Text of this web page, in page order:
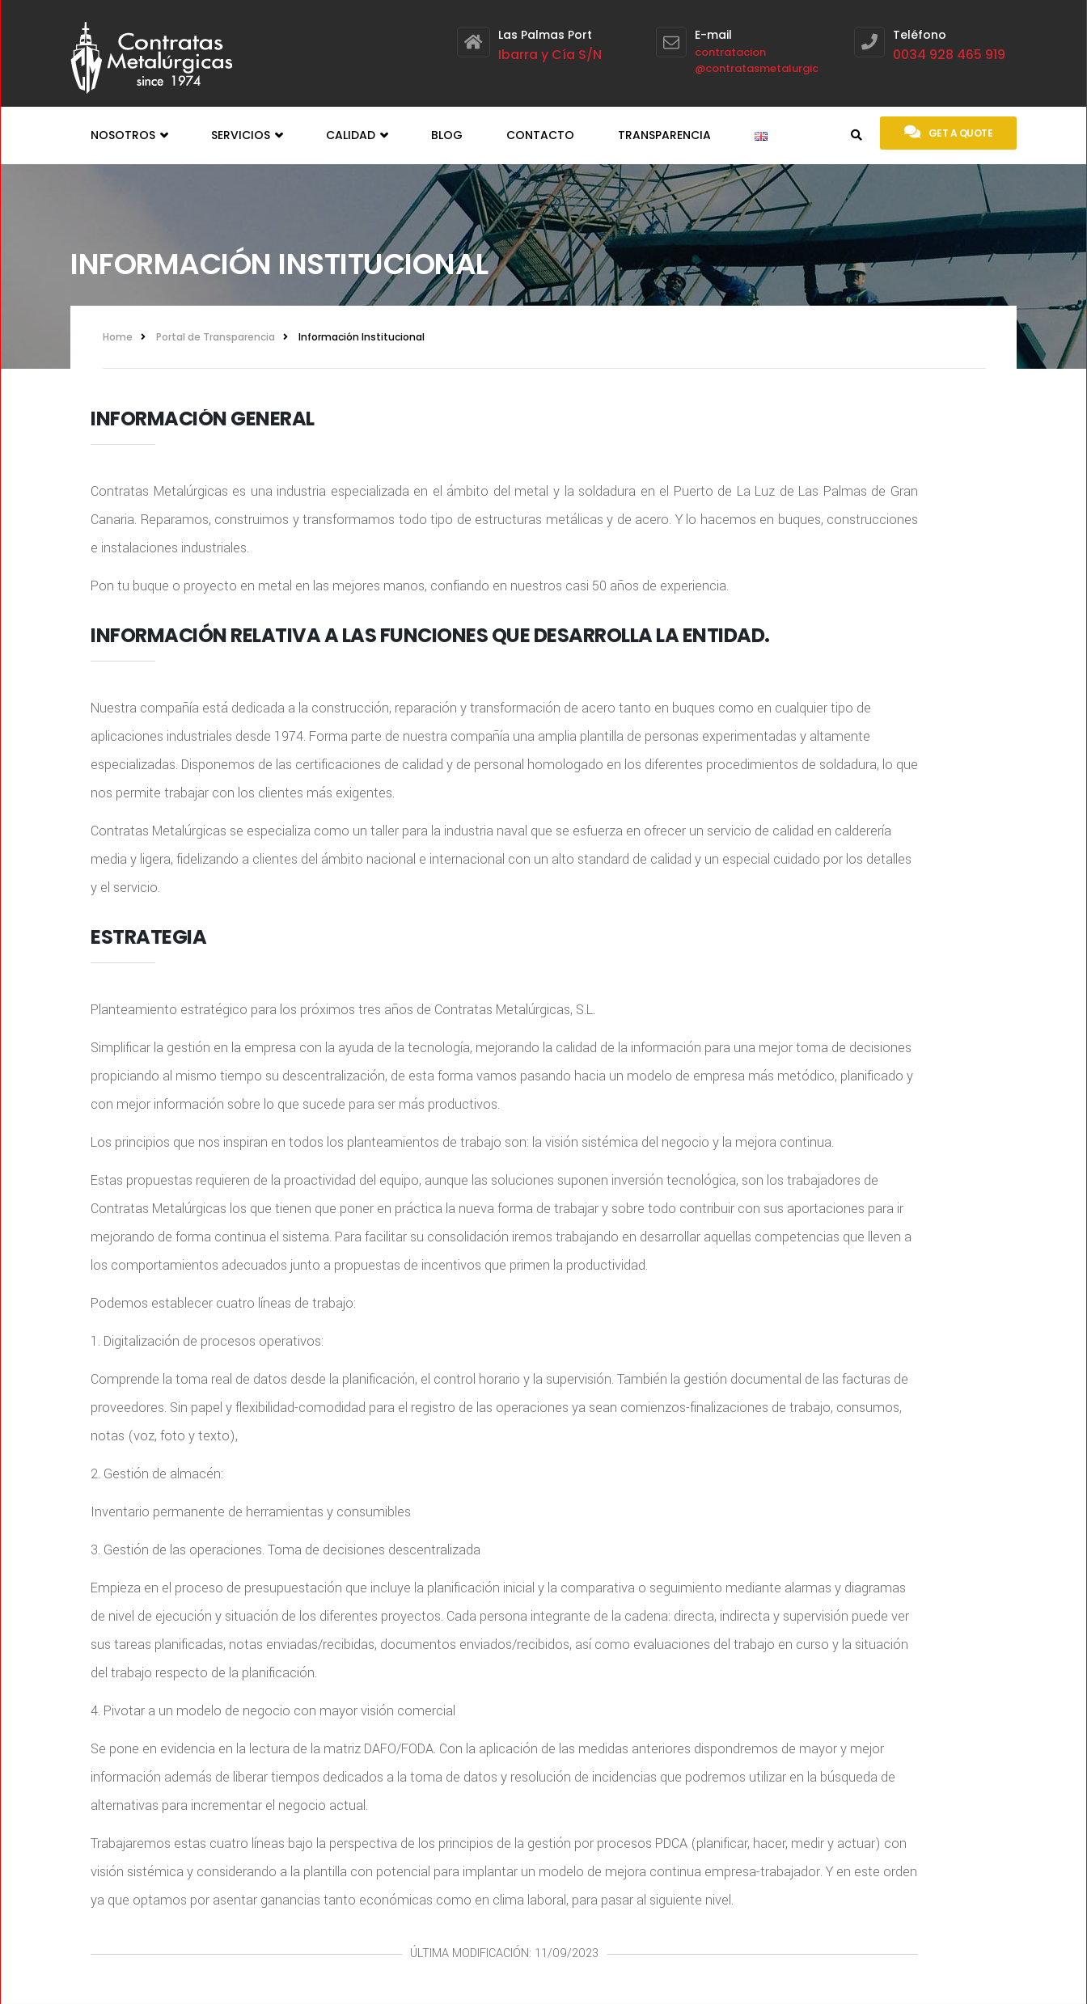
Teléfono
0034 928 465 919
E-mail
contratacion
@contratasmetalurgicas.com
Las Palmas Port
Ibarra y Cía S/N
NOSOTROS SERVICIOS CALIDAD BLOG CONTACTO TRANSPARENCIA GET A QUOTE
INFORMACIÓN INSTITUCIONAL
Home Portal de Transparencia Información Institucional
INFORMACIÓN GENERAL
Contratas Metalúrgicas es una industria especializada en el ámbito del metal y la soldadura en el Puerto de La Luz de Las Palmas de Gran
Canaria. Reparamos, construimos y transformamos todo tipo de estructuras metálicas y de acero. Y lo hacemos en buques, construcciones
e instalaciones industriales.
Pon tu buque o proyecto en metal en las mejores manos, confiando en nuestros casi 50 años de experiencia.
INFORMACIÓN RELATIVA A LAS FUNCIONES QUE DESARROLLA LA ENTIDAD.
Nuestra compañía está dedicada a la construcción, reparación y transformación de acero tanto en buques como en cualquier tipo de
aplicaciones industriales desde 1974. Forma parte de nuestra compañía una amplia plantilla de personas experimentadas y altamente
especializadas. Disponemos de las certificaciones de calidad y de personal homologado en los diferentes procedimientos de soldadura, lo que
nos permite trabajar con los clientes más exigentes.
Contratas Metalúrgicas se especializa como un taller para la industria naval que se esfuerza en ofrecer un servicio de calidad en calderería
media y ligera, fidelizando a clientes del ámbito nacional e internacional con un alto standard de calidad y un especial cuidado por los detalles
y el servicio.
ESTRATEGIA
Planteamiento estratégico para los próximos tres años de Contratas Metalúrgicas, S.L.
Simplificar la gestión en la empresa con la ayuda de la tecnología, mejorando la calidad de la información para una mejor toma de decisiones
propiciando al mismo tiempo su descentralización, de esta forma vamos pasando hacia un modelo de empresa más metódico, planificado y
con mejor información sobre lo que sucede para ser más productivos.
Los principios que nos inspiran en todos los planteamientos de trabajo son: la visión sistémica del negocio y la mejora continua.
Estas propuestas requieren de la proactividad del equipo, aunque las soluciones suponen inversión tecnológica, son los trabajadores de
Contratas Metalúrgicas los que tienen que poner en práctica la nueva forma de trabajar y sobre todo contribuir con sus aportaciones para ir
mejorando de forma continua el sistema. Para facilitar su consolidación iremos trabajando en desarrollar aquellas competencias que lleven a
los comportamientos adecuados junto a propuestas de incentivos que primen la productividad.
Podemos establecer cuatro líneas de trabajo:
1. Digitalización de procesos operativos:
Comprende la toma real de datos desde la planificación, el control horario y la supervisión. También la gestión documental de las facturas de
proveedores. Sin papel y flexibilidad-comodidad para el registro de las operaciones ya sean comienzos-finalizaciones de trabajo, consumos,
notas (voz, foto y texto),
2. Gestión de almacén:
Inventario permanente de herramientas y consumibles
3. Gestión de las operaciones. Toma de decisiones descentralizada
Empieza en el proceso de presupuestación que incluye la planificación inicial y la comparativa o seguimiento mediante alarmas y diagramas
de nivel de ejecución y situación de los diferentes proyectos. Cada persona integrante de la cadena: directa, indirecta y supervisión puede ver
sus tareas planificadas, notas enviadas/recibidas, documentos enviados/recibidos, así como evaluaciones del trabajo en curso y la situación
del trabajo respecto de la planificación.
4. Pivotar a un modelo de negocio con mayor visión comercial
Se pone en evidencia en la lectura de la matriz DAFO/FODA. Con la aplicación de las medidas anteriores dispondremos de mayor y mejor
información además de liberar tiempos dedicados a la toma de datos y resolución de incidencias que podremos utilizar en la búsqueda de
alternativas para incrementar el negocio actual.
Trabajaremos estas cuatro líneas bajo la perspectiva de los principios de la gestión por procesos PDCA (planificar, hacer, medir y actuar) con
visión sistémica y considerando a la plantilla con potencial para implantar un modelo de mejora continua empresa-trabajador. Y en este orden
ya que optamos por asentar ganancias tanto económicas como en clima laboral, para pasar al siguiente nivel.
ÚLTIMA MODIFICACIÓN: 11/09/2023